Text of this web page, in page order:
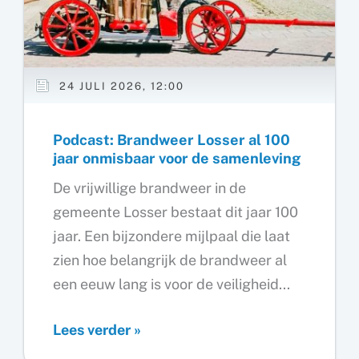
24 JULI 2026, 12:00
Podcast: Brandweer Losser al 100
jaar onmisbaar voor de samenleving
De vrijwillige brandweer in de
gemeente Losser bestaat dit jaar 100
jaar. Een bijzondere mijlpaal die laat
zien hoe belangrijk de brandweer al
een eeuw lang is voor de veiligheid...
Podcast:
Lees verder »